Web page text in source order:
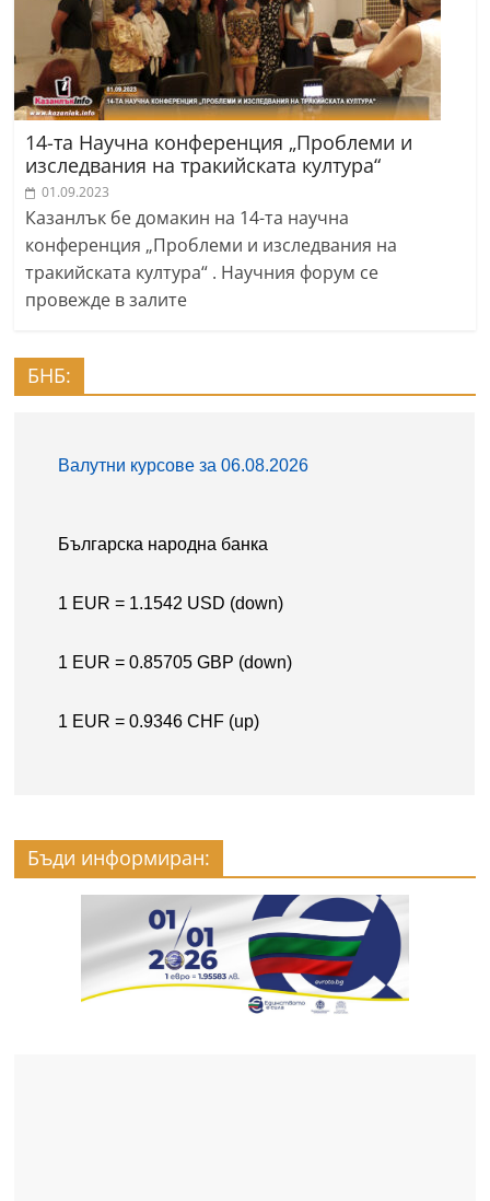
14-та Научна конференция „Проблеми и
изследвания на тракийската култура“
01.09.2023
Казанлък бе домакин на 14-та научна
конференция „Проблеми и изследвания на
тракийската култура“ . Научния форум се
провежде в залите
БНБ:
Бъди информиран: